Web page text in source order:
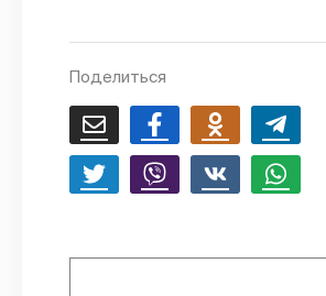
Поделиться